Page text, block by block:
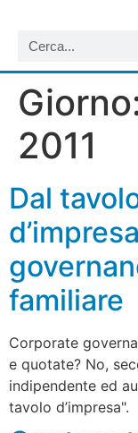
2011
Dal
familiare
Corporate
e quotate? No,
indipendente ed
tavolo d’impresa".